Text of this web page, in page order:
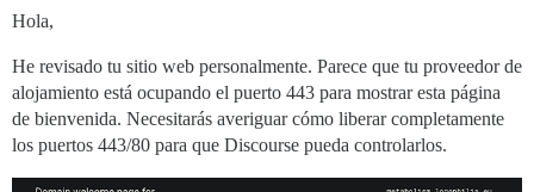
¿Tienes un nombre de dominio para tu Discourse?
¿Nombre de host para tu Discourse?
metabolism.logophilia.eu▌
¿Configurar SMTP para enviar correos electrónicos?
  Sí    ▸ No
Hola,
He revisado tu sitio web personalmente. Parece que tu proveedor de
alojamiento está ocupando el puerto 443 para mostrar esta página
de bienvenida. Necesitarás averiguar cómo liberar completamente
los puertos 443/80 para que Discourse pueda controlarlos.